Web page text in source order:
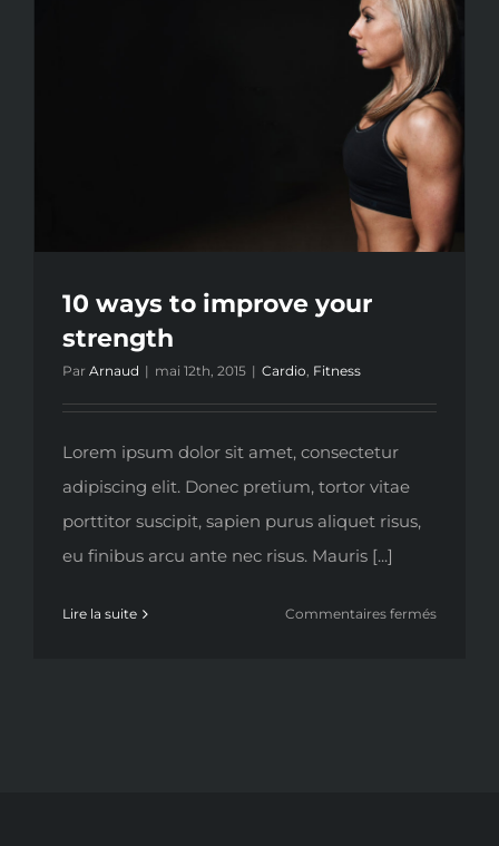
10 ways to improve your
strength
Par Arnaud | mai 12th, 2015 | Cardio, Fitness
Lorem ipsum dolor sit amet, consectetur
adipiscing elit. Donec pretium, tortor vitae
porttitor suscipit, sapien purus aliquet risus,
eu finibus arcu ante nec risus. Mauris [...]
Lire la suite Commentaires ferméssur